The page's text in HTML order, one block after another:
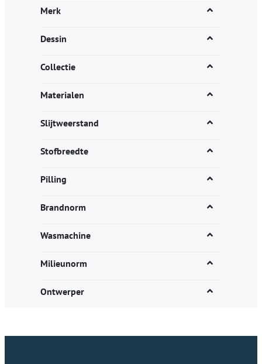
Merk
Dessin
Collectie
Materialen
Slijtweerstand
Stofbreedte
Pilling
Brandnorm
Wasmachine
Milieunorm
Ontwerper